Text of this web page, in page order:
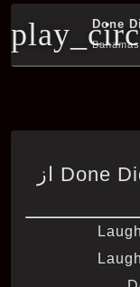
Done
Bahamas
متن آهنگ Done Did Me No Good از